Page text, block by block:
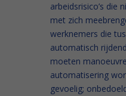
arbeidsrisico’s die
met zich
werknemers die
automatisch
moeten
automatisering
gevoelig;